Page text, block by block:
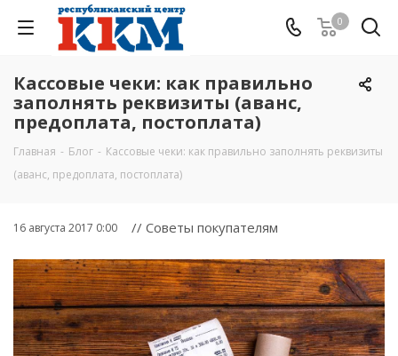
0
Кассовые чеки: как правильно
заполнять реквизиты (аванс,
предоплата, постоплата)
Главная - Блог - Кассовые чеки: как правильно заполнять реквизиты
(аванс, предоплата, постоплата)
16 августа 2017 0:00 // Советы покупателям